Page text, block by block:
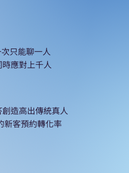
只能聊一人
應對上千人
造高出傳統真人
新客預約轉化率